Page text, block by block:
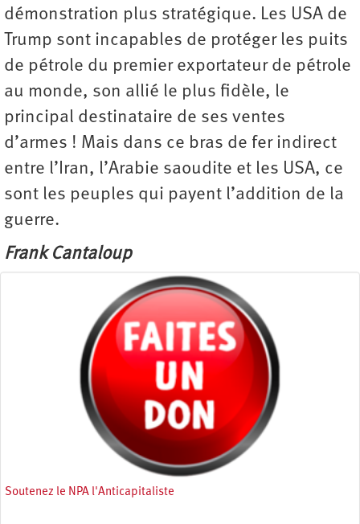
démonstration plus stratégique. Les USA de
Trump sont incapables de protéger les puits
de pétrole du premier exportateur de pétrole
au monde, son allié le plus fidèle, le
principal destinataire de ses ventes
d’armes ! Mais dans ce bras de fer indirect
entre l’Iran, l’Arabie saoudite et les USA, ce
sont les peuples qui payent l’addition de la
guerre.
Frank Cantaloup
Soutenez le NPA l'Anticapitaliste